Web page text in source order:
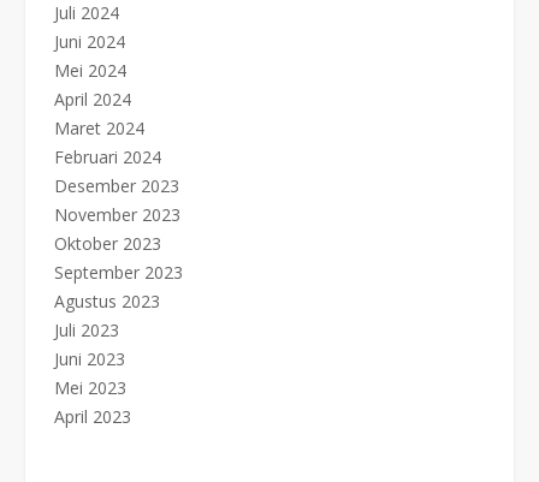
Juli 2024
Juni 2024
Mei 2024
April 2024
Maret 2024
Februari 2024
Desember 2023
November 2023
Oktober 2023
September 2023
Agustus 2023
Juli 2023
Juni 2023
Mei 2023
April 2023